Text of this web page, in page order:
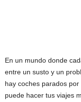
En un mundo donde
entre un susto y un
hay coches parados
puede hacer tus viajes